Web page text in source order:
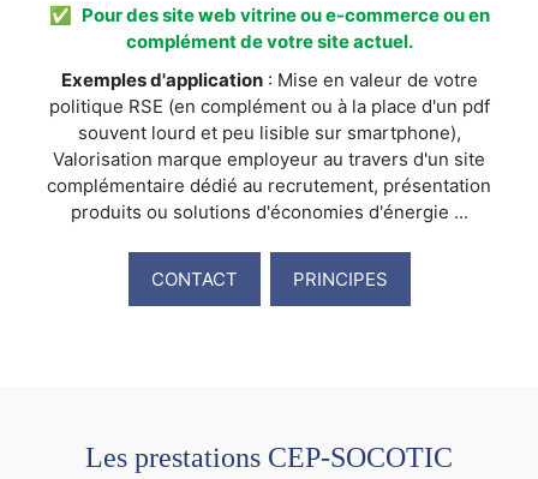
✅ Pour des site web vitrine ou e-commerce ou en
complément de votre site actuel.
Exemples d'application: Mise en valeur de votre
politique RSE (en complément ou à la place d'un pdf
souvent lourd et peu lisible sur smartphone),
Valorisation marque employeur au travers d'un site
complémentaire dédié au recrutement, présentation
produits ou solutions d'économies d'énergie ...
CONTACT PRINCIPES
Les prestations CEP-SOCOTIC